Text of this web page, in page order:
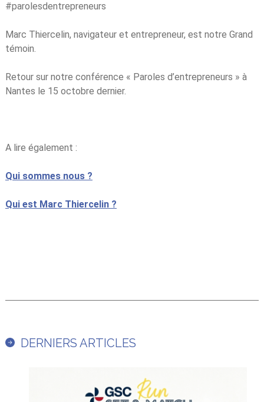
#parolesdentrepreneurs
Marc Thiercelin, navigateur et entrepreneur, est notre Grand
témoin.
Retour sur notre conférence « Paroles d’entrepreneurs » à
Nantes le 15 octobre dernier.
A lire également :
Qui sommes nous ?
Qui est Marc Thiercelin ?
DERNIERS ARTICLES